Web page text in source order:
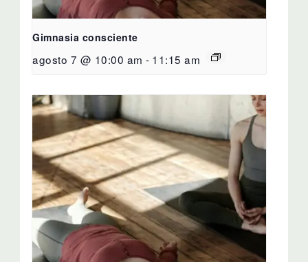
Gimnasia consciente
agosto 7 @ 10:00 am - 11:15 am